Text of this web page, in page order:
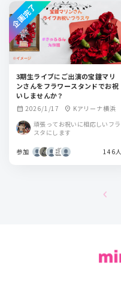
3期生ライブにご出演の宝鐘マリ
ンさんをフラワースタンドでお祝
いしませんか？
calendar_month 2026/1/17 location_on Kアリーナ横浜
頑張ってお祝いに相応しいフラ
スタにします
参加 146人
企画完了
chevron_left